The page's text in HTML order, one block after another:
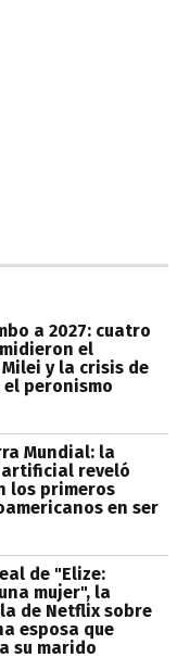
a 2027: cuatro
el
y la crisis de
peronismo
Mundial: la
reveló
los primeros
en ser
de "Elize:
mujer", la
de Netflix sobre
esposa que
su marido